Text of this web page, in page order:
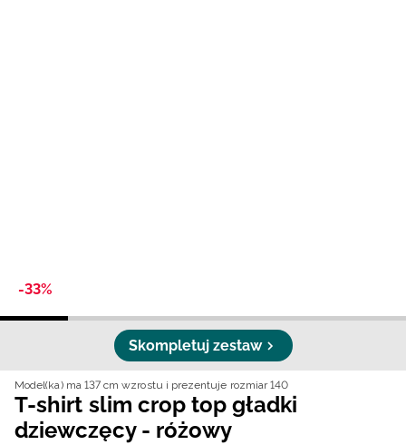
-33%
Skompletuj zestaw
Model(ka) ma 137 cm wzrostu i prezentuje rozmiar 140
T-shirt slim crop top gładki
dziewczęcy - różowy